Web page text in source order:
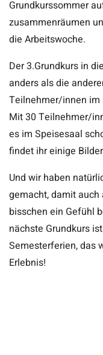
Grundkurssommer
zusammenräumen
die Arbeitswoche.
Der 3.Grundkurs in
anders als die
Teilnehmer/innen im
Mit 30 Teilnehmer/
es im Speisesaal
findet ihr einige Bilder
Und wir haben
gemacht, damit
bisschen ein Gefühl
nächste Grundkurs
Semesterferien, das
Erlebnis!